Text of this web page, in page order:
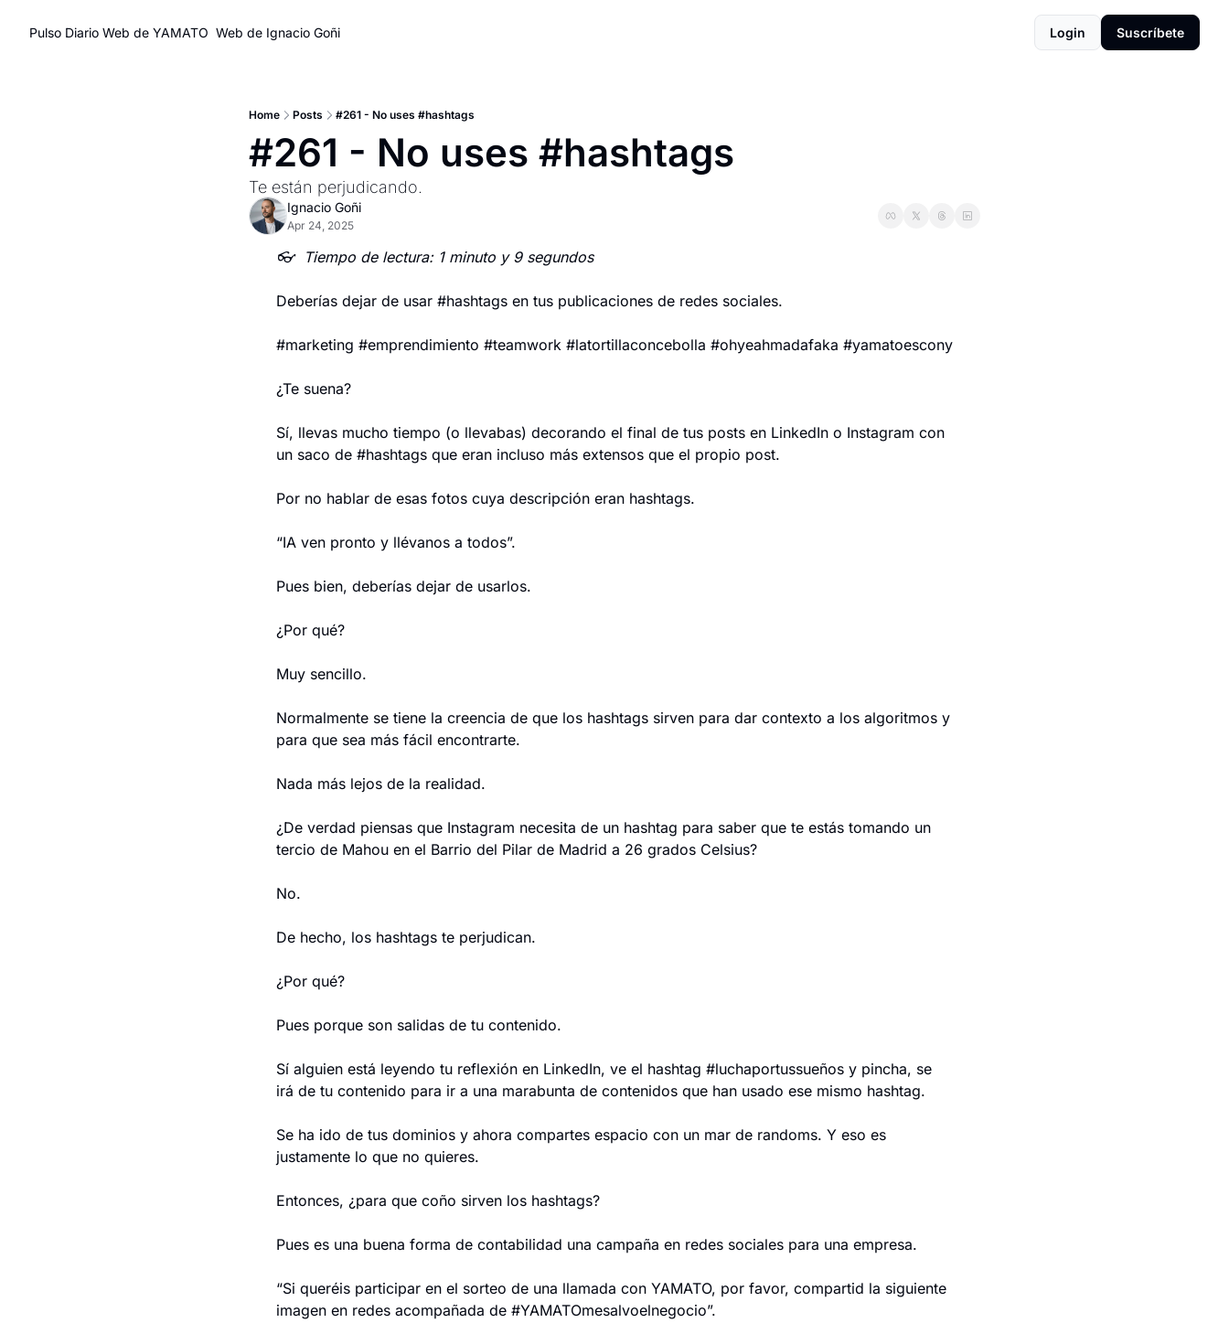
Pulso Diario Web de YAMATO Web de Ignacio Goñi Login Suscríbete
Home Posts #261 - No uses #hashtags
#261 - No uses #hashtags
Te están perjudicando.
Ignacio Goñi
Apr 24, 2025
👓  Tiempo de lectura: 1 minuto y 9 segundos
Deberías dejar de usar #hashtags en tus publicaciones de redes sociales.
#marketing #emprendimiento #teamwork #latortillaconcebolla #ohyeahmadafaka #yamatoescony
¿Te suena?
Sí, llevas mucho tiempo (o llevabas) decorando el final de tus posts en LinkedIn o Instagram con
un saco de #hashtags que eran incluso más extensos que el propio post.
Por no hablar de esas fotos cuya descripción eran hashtags.
“IA ven pronto y llévanos a todos”.
Pues bien, deberías dejar de usarlos.
¿Por qué?
Muy sencillo.
Normalmente se tiene la creencia de que los hashtags sirven para dar contexto a los algoritmos y
para que sea más fácil encontrarte.
Nada más lejos de la realidad.
¿De verdad piensas que Instagram necesita de un hashtag para saber que te estás tomando un
tercio de Mahou en el Barrio del Pilar de Madrid a 26 grados Celsius?
No.
De hecho, los hashtags te perjudican.
¿Por qué?
Pues porque son salidas de tu contenido.
Sí alguien está leyendo tu reflexión en LinkedIn, ve el hashtag #luchaportussueños y pincha, se
irá de tu contenido para ir a una marabunta de contenidos que han usado ese mismo hashtag.
Se ha ido de tus dominios y ahora compartes espacio con un mar de randoms. Y eso es
justamente lo que no quieres.
Entonces, ¿para que coño sirven los hashtags?
Pues es una buena forma de contabilidad una campaña en redes sociales para una empresa.
“Si queréis participar en el sorteo de una llamada con YAMATO, por favor, compartid la siguiente
imagen en redes acompañada de #YAMATOmesalvoelnegocio”.